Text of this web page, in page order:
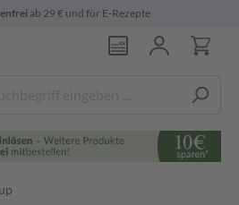
pharmazeutische Beratung